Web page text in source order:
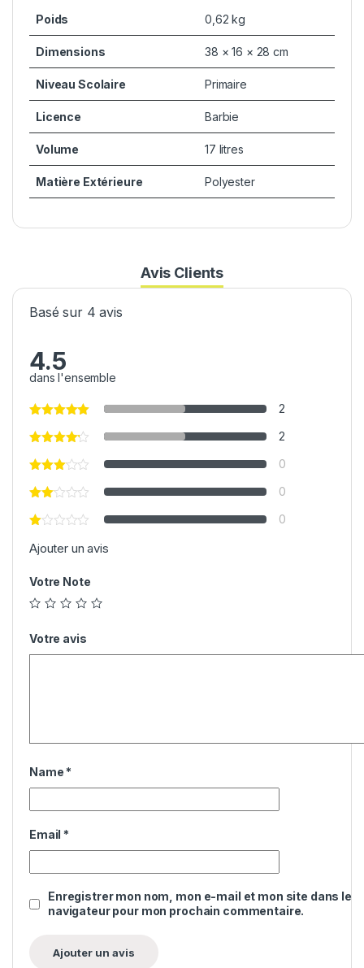
Poids 0,62 kg
Dimensions 38 × 16 × 28 cm
Niveau Scolaire Primaire
Licence Barbie
Volume 17 litres
Matière Extérieure Polyester
Avis Clients
Basé sur 4 avis
4.5
dans l'ensemble
2
2
0
0
0
Ajouter un avis
Votre Note
Votre avis
Name *
Email *
Enregistrer mon nom, mon e-mail et mon site dans le
navigateur pour mon prochain commentaire.